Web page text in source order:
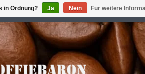
!!! ODER ABHOLUNG IN DEN
in Ordnung? Ja Nein Für weitere